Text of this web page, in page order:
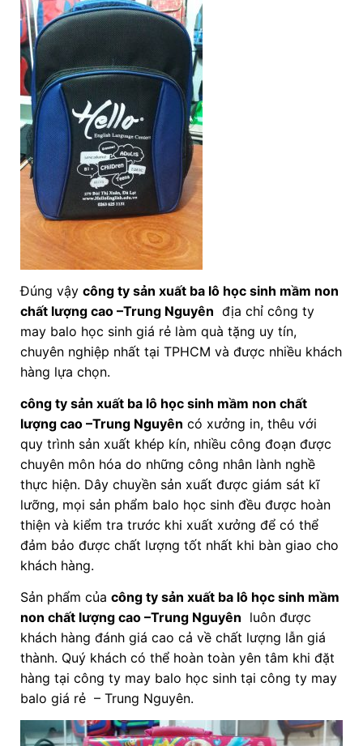
Đúng vậy công ty sản xuất ba lô học sinh mầm non
chất lượng cao–Trung Nguyên địa chỉ công ty
may balo học sinh giá rẻ làm quà tặng uy tín,
chuyên nghiệp nhất tại TPHCM và được nhiều khách
hàng lựa chọn.
công ty sản xuất ba lô học sinh mầm non chất
lượng cao –Trung Nguyên có xưởng in, thêu với
quy trình sản xuất khép kín, nhiều công đoạn được
chuyên môn hóa do những công nhân lành nghề
thực hiện. Dây chuyền sản xuất được giám sát kĩ
lưỡng, mọi sản phẩm balo học sinh đều được hoàn
thiện và kiểm tra trước khi xuất xưởng để có thể
đảm bảo được chất lượng tốt nhất khi bàn giao cho
khách hàng.
Sản phẩm của công ty sản xuất ba lô học sinh mầm
non chất lượng cao–Trung Nguyên luôn được
khách hàng đánh giá cao cả về chất lượng lẫn giá
thành. Quý khách có thể hoàn toàn yên tâm khi đặt
hàng tại công ty may balo học sinh tại công ty may
balo giá rẻ – Trung Nguyên.